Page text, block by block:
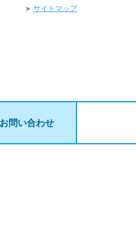
お問い合わせ
サイトマップ